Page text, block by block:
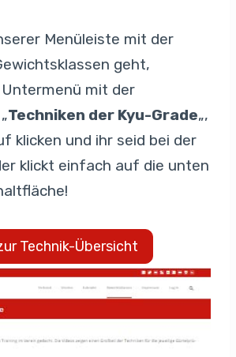
Menüleiste mit der
geht,
mit der
Techniken der Kyu-Grade„,
klicken und ihr seid bei der
klickt einfach auf die unten
Technik-Übersicht